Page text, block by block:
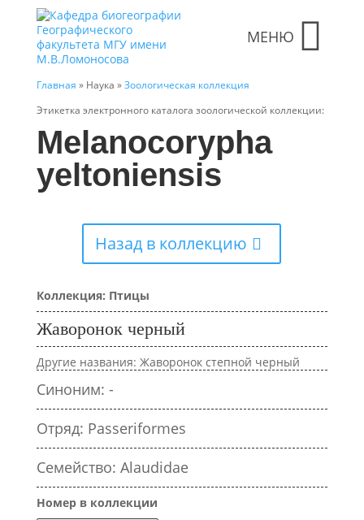
МЕНЮ
Главная » Наука »Зоологическая коллекция
Этикетка электронного каталога зоологической коллекции:
Melanocorypha
yeltoniensis
Назад в коллекцию
Коллекция: Птицы
Жаворонок черный
Другие названия: Жаворонок степной черный
Синоним: -
Отряд: Passeriformes
Семейство: Alaudidae
Номер в коллекции